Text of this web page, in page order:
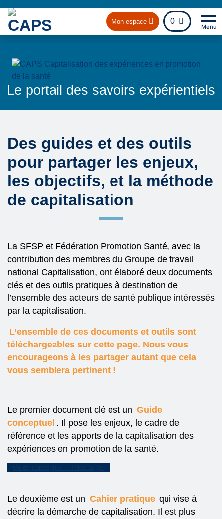
Mon espace 0
fichier
Menu
Le portail des savoirs expérientiels
Des guides et des outils
pour partager les enjeux,
les objectifs, et la méthode
de capitalisation
La SFSP et Fédération Promotion Santé, avec la
contribution des membres du Groupe de travail
national Capitalisation, ont élaboré deux documents
clés et des outils pratiques à destination de
l’ensemble des acteurs de santé publique intéressés
par la capitalisation.
L’ensemble de ces documents et outils sont
téléchargeables sur cette page. Nous vous
encourageons à les partager autant que cela
vous semblera pertinent !
Le premier document clé est un Guide
conceptuel . Il pose les enjeux, le cadre de
référence et les apports de la capitalisation des
expériences en promotion de la santé.
Guide conceptuel – Télécharger
Le deuxième est un Cahier pratique qui vise à
décrire la démarche de capitalisation. Il est plus